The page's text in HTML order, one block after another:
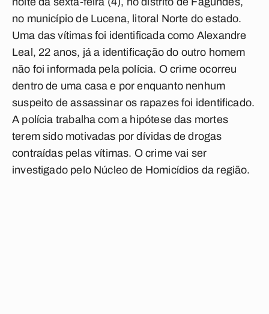
no município de Lucena, litoral Norte do estado.
Uma das vítimas foi identificada como Alexandre
Leal, 22 anos, já a identificação do outro homem
não foi informada pela polícia. O crime ocorreu
dentro de uma casa e por enquanto nenhum
suspeito de assassinar os rapazes foi identificado.
A polícia trabalha com a hipótese das mortes
terem sido motivadas por dívidas de drogas
contraídas pelas vítimas. O crime vai ser
investigado pelo Núcleo de Homicídios da região.